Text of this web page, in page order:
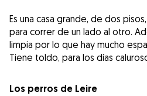
Es una casa grande, de dos
para correr de un lado al otro.
limpia por lo que hay mucho
Tiene toldo, para los días
Los perros de Leire